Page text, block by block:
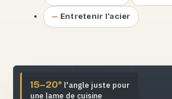
Entretenir l'acier
15–20° l'angle juste pour
une lame de cuisine